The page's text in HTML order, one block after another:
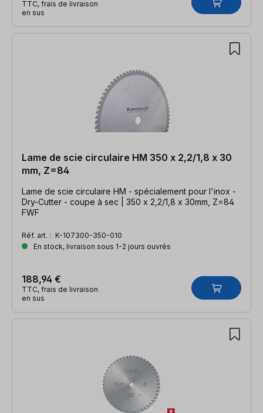
TTC, frais de livraison
en sus
Lame de scie circulaire HM 350 x 2,2/1,8 x 30
mm, Z=84
Lame de scie circulaire HM - spécialement pour l'inox -
Dry-Cutter - coupe à sec | 350 x 2,2/1,8 x 30mm, Z=84
FWF
Réf. art. : K-107300-350-010
En stock, livraison sous 1-2 jours ouvrés
188,94 €
TTC, frais de livraison
en sus